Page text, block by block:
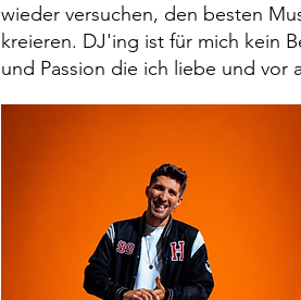
wieder versuchen, den besten
kreieren. DJ'ing ist für mich kein
und Passion die ich liebe und vor